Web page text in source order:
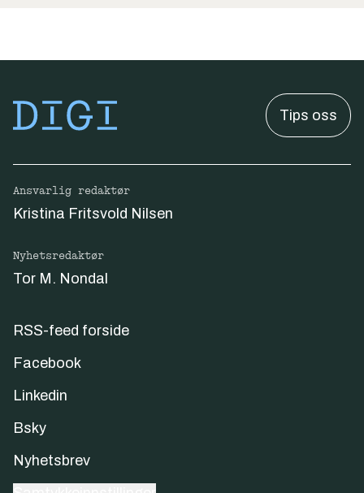
Tips oss
Ansvarlig redaktør
Kristina Fritsvold Nilsen
Nyhetsredaktør
Tor M. Nondal
RSS-feed forside
Facebook
Linkedin
Bsky
Nyhetsbrev